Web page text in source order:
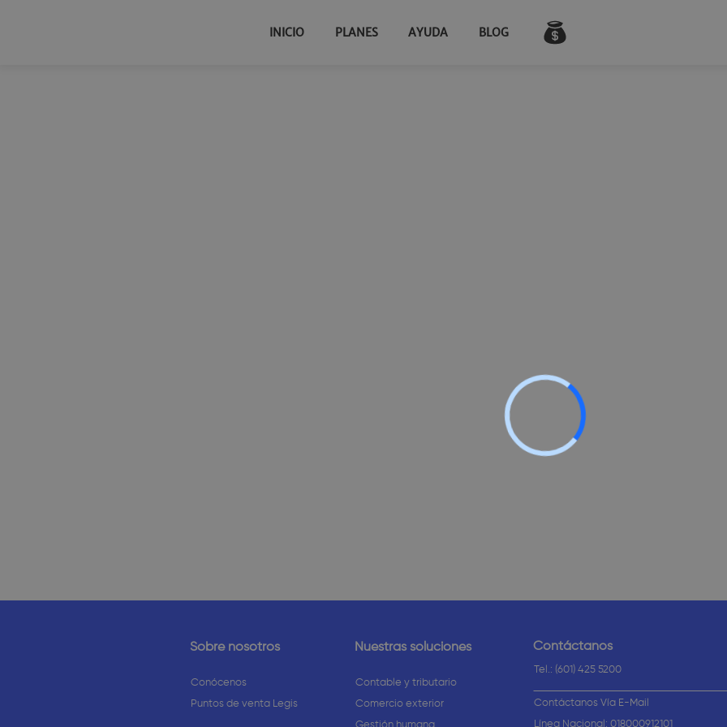
INICIO PLANES AYUDA BLOG
Sobre nosotros
Conócenos
Puntos de venta Legis
Nuestras soluciones
Contable y tributario
Comercio exterior
Contáctanos
Tel.: (601) 425 5200
Contáctanos Vía E-Mail
Línea Nacional: 018000912101